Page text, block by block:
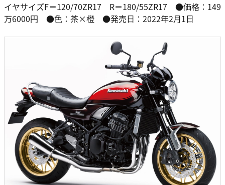
イヤサイズF＝120/70ZR17 R＝180/55ZR17 ●価格：149
万6000円 ●色：茶×橙 ●発売日：2022年2月1日